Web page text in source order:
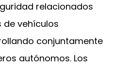
relacionados
de vehículos
conjuntamente
autónomos. Los